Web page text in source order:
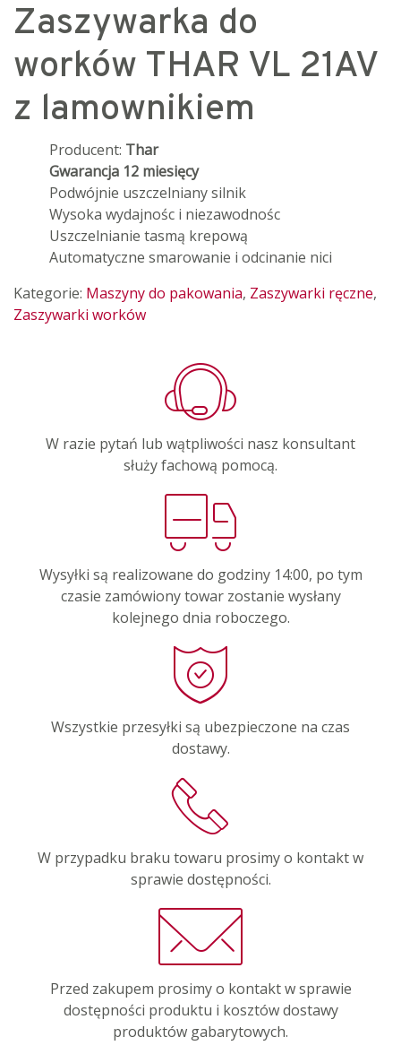
Zaszywarka do
worków THAR VL 21AV
z lamownikiem
Producent: Thar
Gwarancja 12 miesięcy
Podwójnie uszczelniany silnik
Wysoka wydajnośc i niezawodnośc
Uszczelnianie tasmą krepową
Automatyczne smarowanie i odcinanie nici
Kategorie: Maszyny do pakowania, Zaszywarki ręczne,
Zaszywarki worków
W razie pytań lub wątpliwości nasz konsultant
służy fachową pomocą.
Wysyłki są realizowane do godziny 14:00, po tym
czasie zamówiony towar zostanie wysłany
kolejnego dnia roboczego.
Wszystkie przesyłki są ubezpieczone na czas
dostawy.
W przypadku braku towaru prosimy o kontakt w
sprawie dostępności.
Przed zakupem prosimy o kontakt w sprawie
dostępności produktu i kosztów dostawy
produktów gabarytowych.